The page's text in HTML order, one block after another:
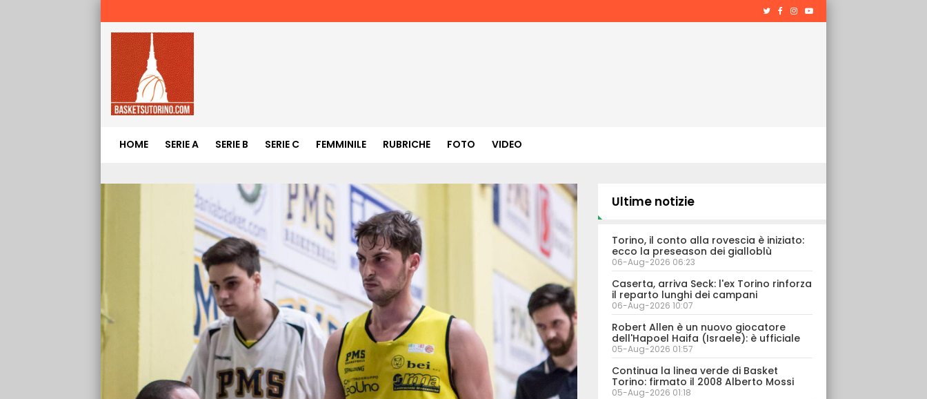
HOME SERIE A SERIE B SERIE C FEMMINILE RUBRICHE FOTO VIDEO
Ultime notizie
Torino, il conto alla rovescia è iniziato:
ecco la preseason dei gialloblù
06-Aug-2026 06:23
Caserta, arriva Seck: l'ex Torino rinforza
il reparto lunghi dei campani
06-Aug-2026 10:07
Robert Allen è un nuovo giocatore
dell'Hapoel Haifa (Israele): è ufficiale
05-Aug-2026 01:57
Continua la linea verde di Basket
Torino: firmato il 2008 Alberto Mossi
05-Aug-2026 01:18